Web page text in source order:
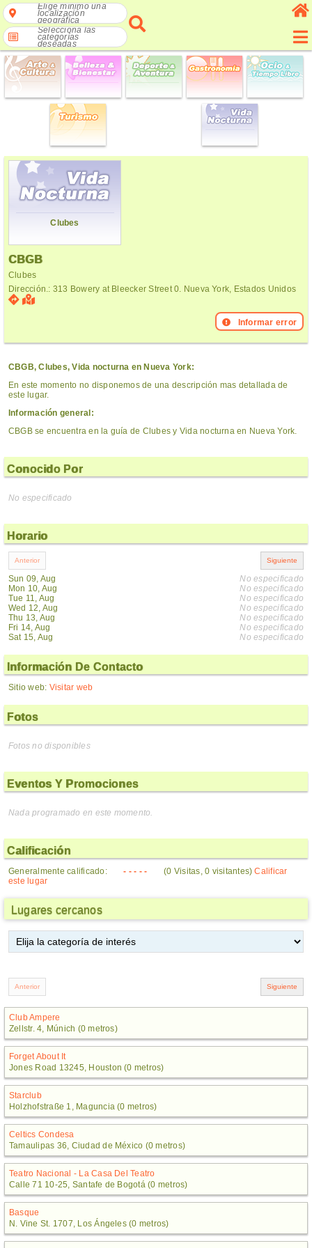
Elige mínimo una
localización
geográfica
Selecciona las
categorías
deseadas
Clubes
CBGB
Clubes
Dirección.: 313 Bowery at Bleecker Street 0. Nueva York, Estados Unidos
Informar error
CBGB, Clubes, Vida nocturna en Nueva York:
En este momento no disponemos de una descripción mas detallada de
este lugar.
Información general:
CBGB se encuentra en la guía de Clubes y Vida nocturna en Nueva York.
Conocido Por
No especificado
Horario
Sun 09, Aug
Mon 10, Aug
Tue 11, Aug
Wed 12, Aug
Thu 13, Aug
Fri 14, Aug
Sat 15, Aug
No especificado
No especificado
No especificado
No especificado
No especificado
No especificado
No especificado
Información De Contacto
Sitio web: Visitar web
Fotos
Fotos no disponibles
Eventos Y Promociones
Nada programado en este momento.
Calificación
Generalmente calificado: - - - - - (0 Visitas, 0 visitantes)Calificar
este lugar
Lugares cercanos
Club Ampere
Zellstr. 4, Múnich (0 metros)
Forget About It
Jones Road 13245, Houston (0 metros)
Starclub
Holzhofstraße 1, Maguncia (0 metros)
Celtics Condesa
Tamaulipas 36, Ciudad de México (0 metros)
Teatro Nacional - La Casa Del Teatro
Calle 71 10-25, Santafe de Bogotá (0 metros)
Basque
N. Vine St. 1707, Los Ángeles (0 metros)